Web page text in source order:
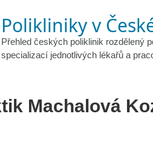
Polikliniky v
Přehled českých poliklinik rozdělený
specializací jednotlivých lékařů a
Machalová